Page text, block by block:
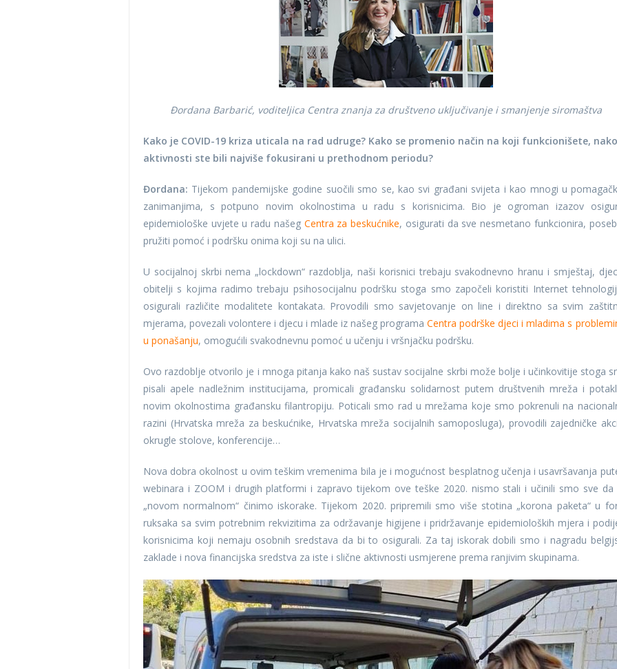
Đordana Barbarić, voditeljica Centra znanja za društveno uključivanje i smanjenje siromaštva
Kako je COVID-19 kriza uticala na rad udruge? Kako se promenio način na koji funkcionišete,
aktivnosti ste bili najviše fokusirani u prethodnom periodu?
Đordana: Tijekom pandemijske godine suočili smo se, kao svi građani svijeta i kao mnogi u
zanimanjima, s potpuno novim okolnostima u radu s korisnicima. Bio je ogroman izazov
epidemiološke uvjete u radu našeg Centra za beskućnike, osigurati da sve nesmetano funkcionira,
pružiti pomoć i podršku onima koji su na ulici.
U socijalnoj skrbi nema „lockdown“ razdoblja, naši korisnici trebaju svakodnevno hranu i smještaj,
obitelji s kojima radimo trebaju psihosocijalnu podršku stoga smo započeli koristiti Internet
osigurali različite modalitete kontakata. Provodili smo savjetovanje on line i direktno sa svim
mjerama, povezali volontere i djecu i mlade iz našeg programaCentra podrške djeci i mladima s
u ponašanju, omogućili svakodnevnu pomoć u učenju i vršnjačku podršku.
Ovo razdoblje otvorilo je i mnoga pitanja kako naš sustav socijalne skrbi može bolje i učinkovitije stoga
pisali apele nadležnim institucijama, promicali građansku solidarnost putem društvenih mreža i
novim okolnostima građansku filantropiju. Poticali smo rad u mrežama koje smo pokrenuli na
razini (Hrvatska mreža za beskućnike, Hrvatska mreža socijalnih samoposluga), provodili zajedničke
okrugle stolove, konferencije…
Nova dobra okolnost u ovim teškim vremenima bila je i mogućnost besplatnog učenja i usavršavanja
webinara i ZOOM i drugih platformi i zapravo tijekom ove teške 2020. nismo stali i učinili smo sve
„novom normalnom“ činimo iskorake. Tijekom 2020. pripremili smo više stotina „korona paketa“ u
ruksaka sa svim potrebnim rekvizitima za održavanje higijene i pridržavanje epidemioloških mjera i
korisnicima koji nemaju osobnih sredstava da bi to osigurali. Za taj iskorak dobili smo i nagradu
zaklade i nova financijska sredstva za iste i slične aktivnosti usmjerene prema ranjivim skupinama.